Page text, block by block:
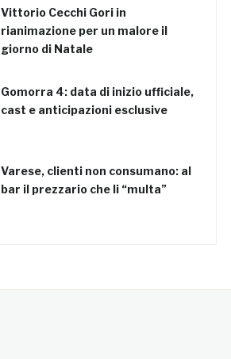
Vittorio Cecchi Gori in
rianimazione per un malore il
giorno di Natale
Gomorra 4: data di inizio ufficiale,
cast e anticipazioni esclusive
Varese, clienti non consumano: al
bar il prezzario che li “multa”